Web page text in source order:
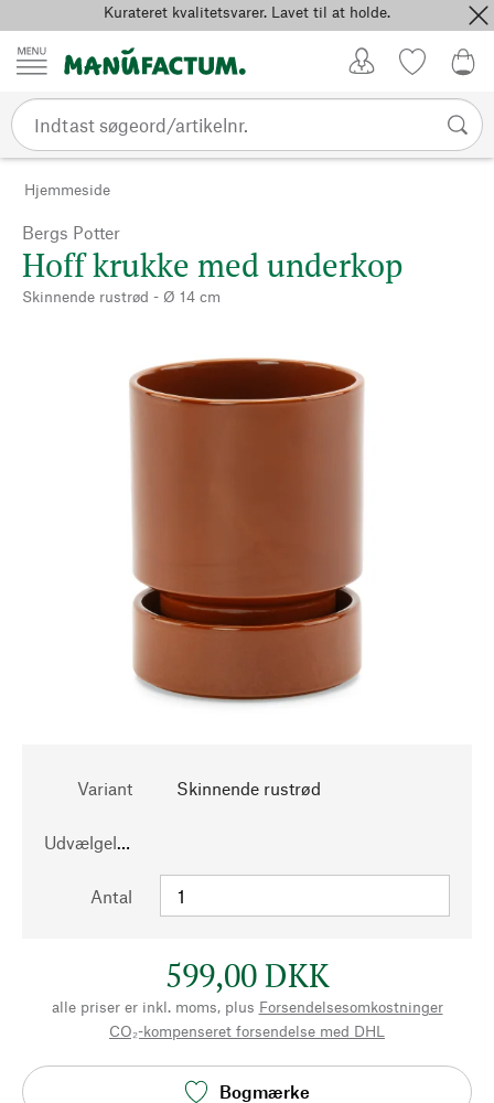
Spring til indholdKurateret kvalitetsvarer. Lavet til at holde.
Hjemmeside
Bergs Potter
Hoff krukke med underkop
Skinnende rustrød - Ø 14 cm
Variant Skinnende rustrød
Antal
599,00 DKK
alle priser er inkl. moms, plus Forsendelsesomkostninger
CO₂-kompenseret forsendelse med DHL
Bogmærke